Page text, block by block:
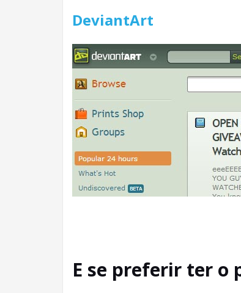
DeviantArt
E se preferir ter o